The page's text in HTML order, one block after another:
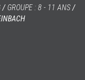
/ GROUPE : 8 - 11 ANS /